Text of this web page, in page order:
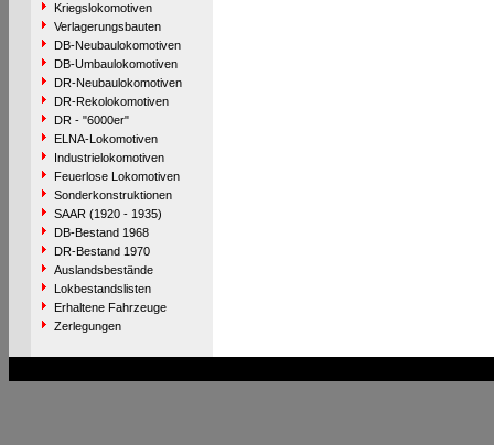
Kriegslokomotiven
Verlagerungsbauten
DB-Neubaulokomotiven
DB-Umbaulokomotiven
DR-Neubaulokomotiven
DR-Rekolokomotiven
DR - "6000er"
ELNA-Lokomotiven
Industrielokomotiven
Feuerlose Lokomotiven
Sonderkonstruktionen
SAAR (1920 - 1935)
DB-Bestand 1968
DR-Bestand 1970
Auslandsbestände
Lokbestandslisten
Erhaltene Fahrzeuge
Zerlegungen